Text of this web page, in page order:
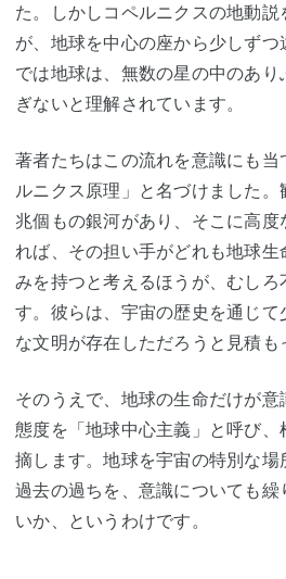
た。しかしコペルニクスの地動
が、地球を中心の座から少しず
では地球は、無数の星の中のあ
ぎないと理解されています。
著者たちはこの流れを意識にも
ルニクス原理」と名づけました。
兆個もの銀河があり、そこに高
れば、その担い手がどれも地球生
みを持つと考えるほうが、むし
す。彼らは、宇宙の歴史を通じ
な文明が存在しただろうと見積も
そのうえで、地球の生命だけが意
態度を「地球中心主義」と呼び
摘します。地球を宇宙の特別な場
過去の過ちを、意識についても
いか、というわけです。